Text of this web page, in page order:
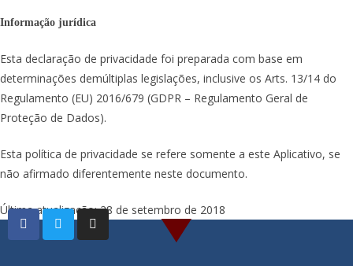
Informação jurídica
Esta declaração de privacidade foi preparada com base em
determinações demúltiplas legislações, inclusive os Arts. 13/14 do
Regulamento (EU) 2016/679 (GDPR – Regulamento Geral de
Proteção de Dados).
Esta política de privacidade se refere somente a este Aplicativo, se
não afirmado diferentemente neste documento.
Última atualização: 28 de setembro de 2018